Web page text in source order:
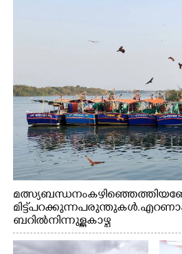
മത്സ്യബന്ധനം കഴിഞ്ഞെത്തിയ
മിട്ട് പറക്കുന്ന പരുന്തുകൾ.
ബറിൽ നിന്നുള്ള കാഴ്ച